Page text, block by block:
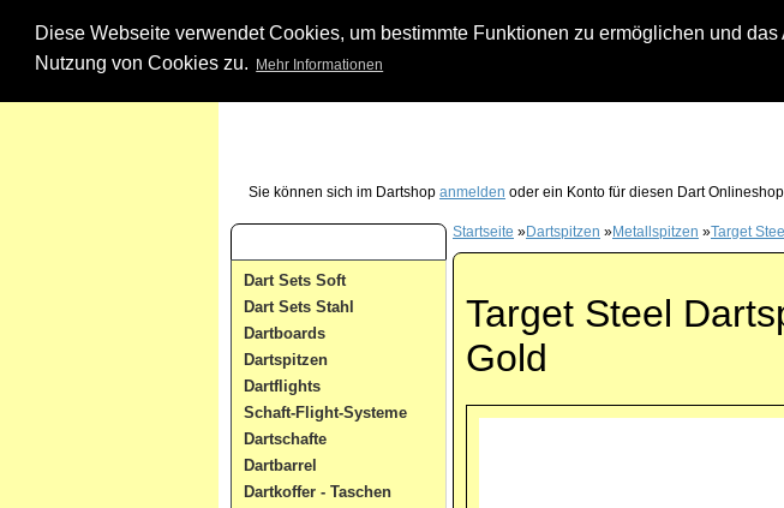
Diese Webseite verwendet Cookies, um bestimmte Funktionen zu ermöglichen und
Nutzung von Cookies zu.
Mehr Informationen
Sie können sich im Dartshop anmelden oder ein Konto für diesen Dart Onlineshop
Dart Sets Soft
Dart Sets Stahl
Dartboards
Dartspitzen
Dartflights
Schaft-Flight-Systeme
Dartschafte
Dartbarrel
Dartkoffer - Taschen
Startseite »Dartspitzen »Metallspitzen »Target
Target Steel
Gold